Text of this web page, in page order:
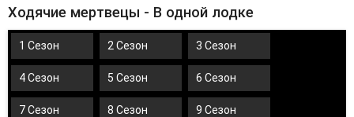
Ходячие мертвецы - В одной лодке
1 Сезон 2 Сезон 3 Сезон
4 Сезон 5 Сезон 6 Сезон
7 Сезон 8 Сезон 9 Сезон